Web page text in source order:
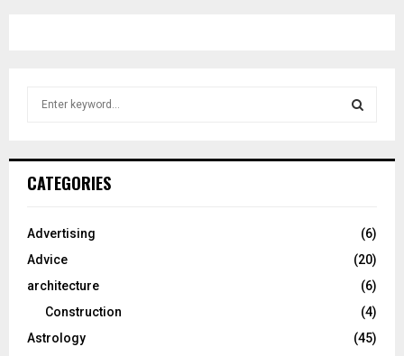
h
o
:
CATEGORIES
Advertising
(6)
Advice
(20)
architecture
(6)
Construction
(4)
Astrology
(45)